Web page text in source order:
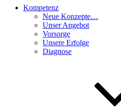
Kompetenz
Neue Konzepte…
Unser Angebot
Vorsorge
Unsere Erfolge
Diagnose